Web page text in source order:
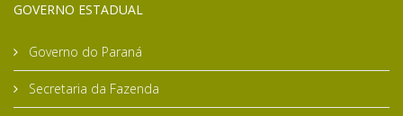
GOVERNO ESTADUAL
Governo do Paraná
Secretaria da Fazenda